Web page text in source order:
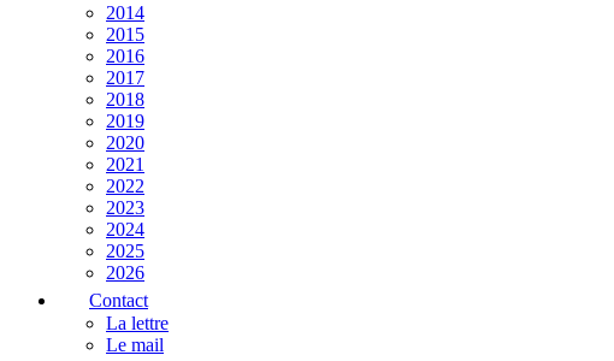
2014
2015
2016
2017
2018
2019
2020
2021
2022
2023
2024
2025
2026
Contact
La lettre
Le mail